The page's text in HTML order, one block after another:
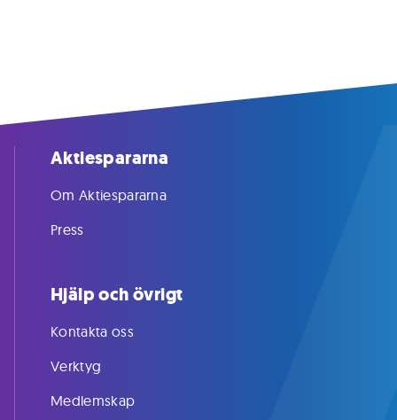
Aktiespararna
Om Aktiespararna
Press
Hjälp och övrigt
Kontakta oss
Verktyg
Medlemskap